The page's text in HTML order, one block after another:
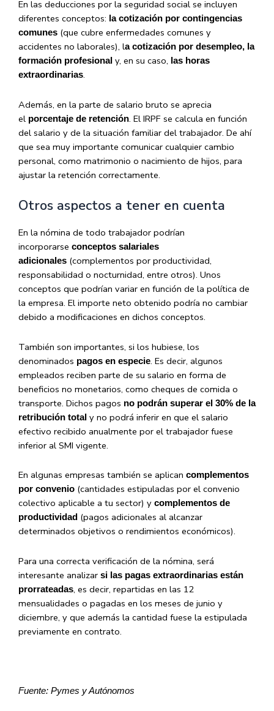
En las deducciones por la seguridad social se incluyen
diferentes conceptos: la cotización por contingencias
comunes (que cubre enfermedades comunes y
accidentes no laborales), la cotización por desempleo, la
formación profesional y, en su caso, las horas
extraordinarias.
Además, en la parte de salario bruto se aprecia
el porcentaje de retención. El IRPF se calcula en función
del salario y de la situación familiar del trabajador. De ahí
que sea muy importante comunicar cualquier cambio
personal, como matrimonio o nacimiento de hijos, para
ajustar la retención correctamente.
Otros aspectos a tener en cuenta
En la nómina de todo trabajador podrían
incorporarse conceptos salariales
adicionales (complementos por productividad,
responsabilidad o nocturnidad, entre otros). Unos
conceptos que podrían variar en función de la política de
la empresa. El importe neto obtenido podría no cambiar
debido a modificaciones en dichos conceptos.
También son importantes, si los hubiese, los
denominados pagos en especie. Es decir, algunos
empleados reciben parte de su salario en forma de
beneficios no monetarios, como cheques de comida o
transporte. Dichos pagos no podrán superar el 30% de la
retribución total y no podrá inferir en que el salario
efectivo recibido anualmente por el trabajador fuese
inferior al SMI vigente.
En algunas empresas también se aplican complementos
por convenio (cantidades estipuladas por el convenio
colectivo aplicable a tu sector) y complementos de
productividad (pagos adicionales al alcanzar
determinados objetivos o rendimientos económicos).
Para una correcta verificación de la nómina, será
interesante analizar si las pagas extraordinarias están
prorrateadas, es decir, repartidas en las 12
mensualidades o pagadas en los meses de junio y
diciembre, y que además la cantidad fuese la estipulada
previamente en contrato.
Fuente: Pymes y Autónomos